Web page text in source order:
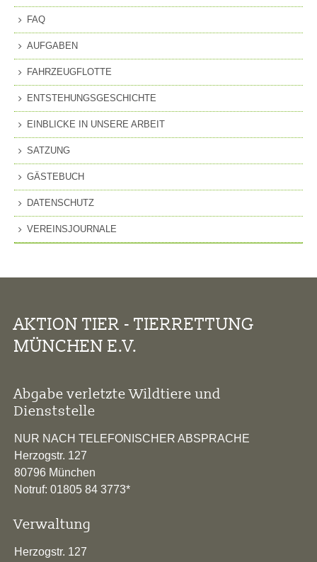
FAQ
AUFGABEN
FAHRZEUGFLOTTE
ENTSTEHUNGSGESCHICHTE
EINBLICKE IN UNSERE ARBEIT
SATZUNG
GÄSTEBUCH
DATENSCHUTZ
VEREINSJOURNALE
AKTION TIER - TIERRETTUNG
MÜNCHEN E.V.
Abgabe verletzte Wildtiere und
Dienststelle
NUR NACH TELEFONISCHER ABSPRACHE
Herzogstr. 127
80796 München
Notruf: 01805 84 3773*
Verwaltung
Herzogstr. 127